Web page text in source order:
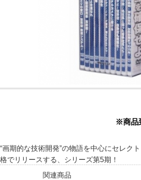
※商品
“画期的な技術開発”の物語を中心にセレク
格でリリースする、シリーズ第5期！
関連商品